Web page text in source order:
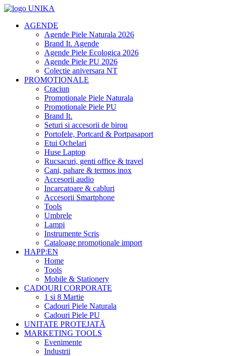
AGENDE
Agende Piele Naturala 2026
Brand It. Agende
Agende Piele Ecologica 2026
Agende Piele PU 2026
Colectie aniversara NT
PROMOTIONALE
Craciun
Promotionale Piele Naturala
Promotionale Piele PU
Brand It.
Seturi si accesorii de birou
Portofele, Portcard & Portpasaport
Etui Ochelari
Huse Laptop
Rucsacuri, genti office & travel
Cani, pahare & termos inox
Accesorii audio
Incarcatoare & cabluri
Accesorii Smartphone
Tools
Umbrele
Lampi
Instrumente Scris
Cataloage promoționale import
HAPP:EN
Home
Tools
Mobile & Stationery
CADOURI CORPORATE
1 si 8 Martie
Cadouri Piele Naturala
Cadouri Piele PU
UNITATE PROTEJATĂ
MARKETING TOOLS
Evenimente
Industrii